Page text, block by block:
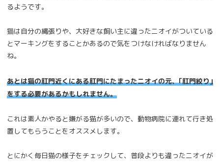
るようです。
猫は自分の縄張りや、大好きな飼い主に違ったニオイがついている
とマーキングをすることかあるので気をつけなければなりません
ね。
あとは猫の肛門近くにある肛門にたまったニオイの元、｢肛門絞り｣
をする必要があるかもしれません。
これは素人かやると嫌がる猫が多いので、動物病院に連れて行き処
置してもらうことをオススメします。
とにかく毎日猫の様子をチェックして、普段よりも違ったニオイが